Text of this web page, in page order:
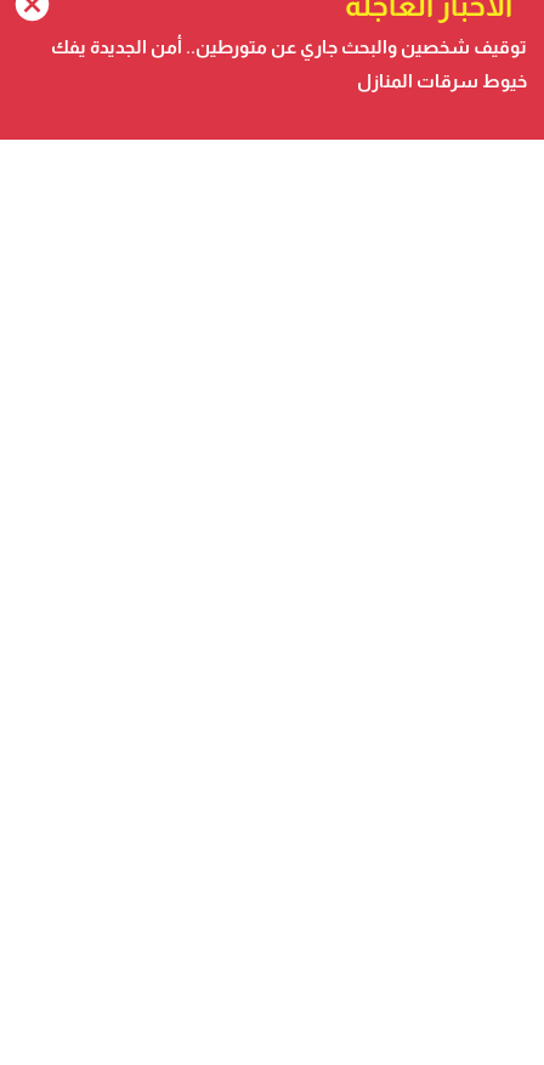
صحيفة الكترونية متجددة على مدار الساعة تصدر عن شركة
توقيف شخصين والبحث جاري عن متورطين.. أمن الجديدة يفك
خيوط سرقات المنازل